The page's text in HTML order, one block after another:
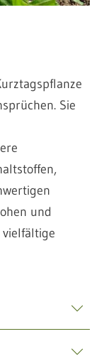
Sie
und